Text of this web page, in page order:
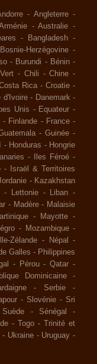
- Angleterre -
-Australie -
- Bangladesh -
Bosnie-Herzégovine -
- Burundi - Bénin -
- Chili -Chine -
Rica -Croatie -
d'Ivoire - Danemark -
Unis - Equateur -
- Finlande - France -
- Guinée -
- Honduras - Hongrie
- Iles Féroé -
-
Israël & Territoires
- Kazakhstan
- Lettonie - Liban -
- Madère - Malaisie
- Mayotte -
- Mozambique -
Zélande - Népal
-
Galles - Philippines
- Pérou -Qatar -
Dominicaine
-
- Serbie
-
- Slovénie - Sri
Suède - Sénégal
-
- Togo - Trinité et
- Ukraine - Uruguay -